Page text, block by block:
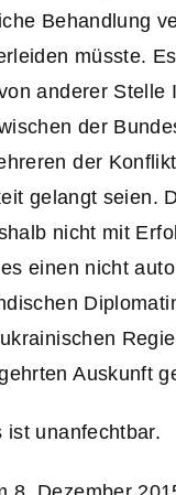
Behandlung
müsste.
anderer Stelle
der
der
gelangt seien.
nicht mit
einen nicht
Auskunft
ist unanfechtbar.